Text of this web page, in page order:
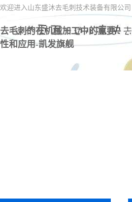
欢迎进入山东盛沐去毛刺技术装备有限公司
去毛刺的在机械加工中的重要
性和应用-凯发旗舰